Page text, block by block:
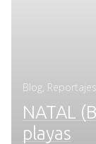
Blog Reportajes
NATAL
playas